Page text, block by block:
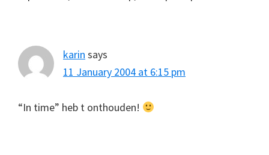
karin says
11 January 2004 at 6:15 pm
“In time” heb t onthouden!